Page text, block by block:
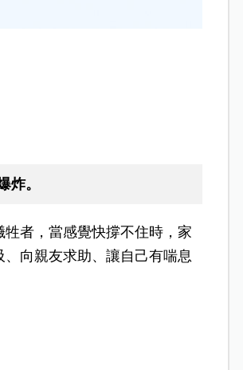
炸。
者，當感覺快撐不住時，家
向親友求助、讓自己有喘息